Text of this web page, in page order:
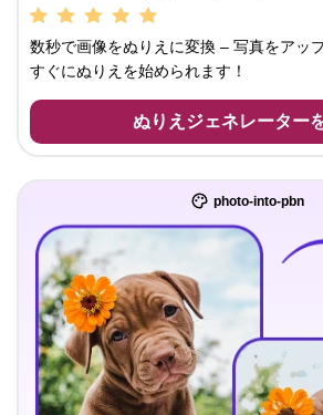
数秒で画像をぬりえに変換 – 写真をアッ
すぐにぬりえを始められます！
ぬりえジェネレーター
photo-into-pbn